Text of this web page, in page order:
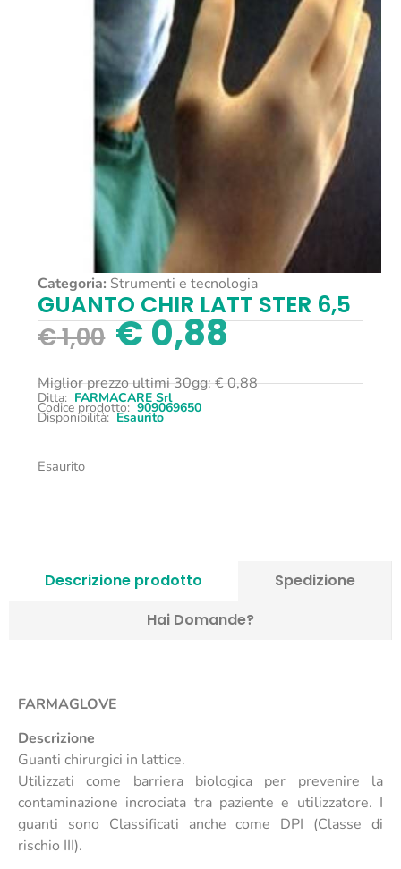
Categoria: Strumenti e tecnologia
GUANTO CHIR LATT STER 6,5
€1,00 €0,88
Miglior prezzo ultimi 30gg:€0,88
Ditta: FARMACARE Srl
Codice prodotto: 909069650
Disponibilità: Esaurito
Esaurito
Descrizione prodotto
Spedizione
Hai Domande?
FARMAGLOVE
Descrizione
Guanti chirurgici in lattice.
Utilizzati come barriera biologica per prevenire la
contaminazione incrociata tra paziente e utilizzatore. I
guanti sono Classificati anche come DPI (Classe di
rischio III).